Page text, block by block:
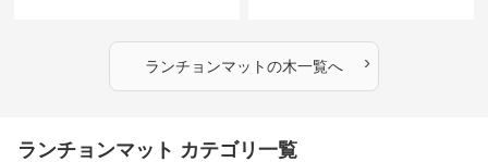
ランチョンマットの木一覧へ ›
ランチョンマット カテゴリ一覧